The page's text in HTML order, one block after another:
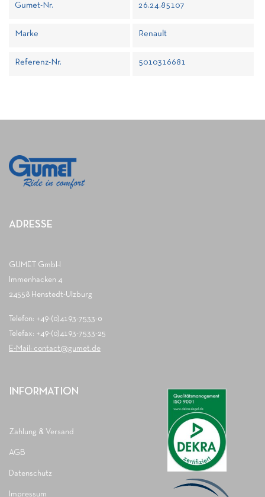
Gumet-Nr. 26.24.85107
Marke Renault
Referenz-Nr. 5010316681
ADRESSE
GUMET GmbH
Immenhacken 4
24558 Henstedt-Ulzburg
Telefon: +49-(0)4193-7533-0
Telefax: +49-(0)4193-7533-25
E-Mail: contact@gumet.de
INFORMATION
Zahlung & Versand
AGB
Datenschutz
Impressum